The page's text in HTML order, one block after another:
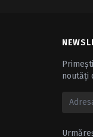
noutăți